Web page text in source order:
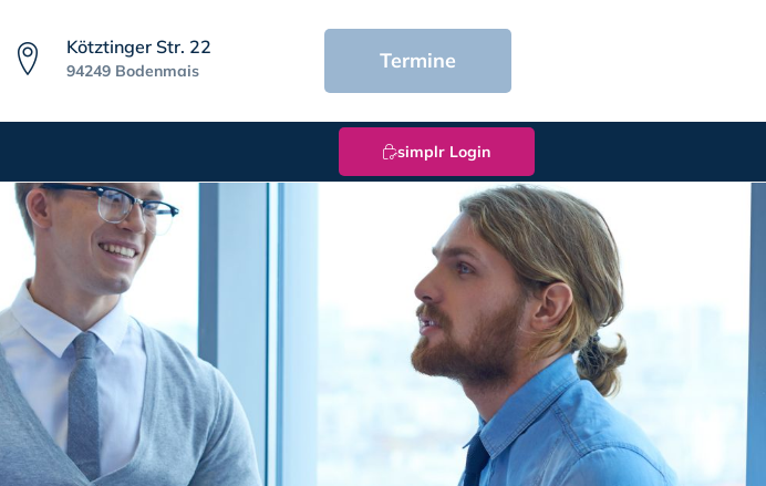
Kötztinger Str. 22
94249 Bodenmais Termine
simplr Login